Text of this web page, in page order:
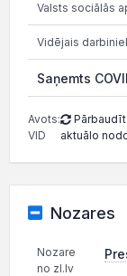
Valsts sociālās
Vidējais
Saņemts
Avots:
VID
aktuālo
Nozares
Nozare
no zl.lv